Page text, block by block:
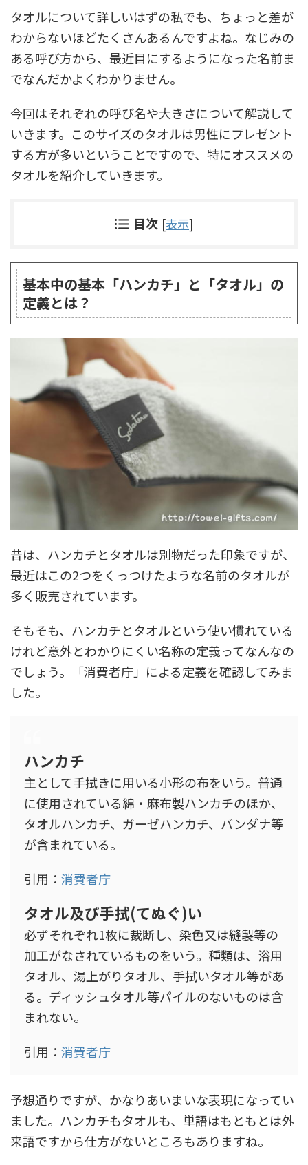
タオルについて詳しいはずの私でも、ちょっと差が
わからないほどたくさんあるんですよね。なじみの
ある呼び方から、最近目にするようになった名前ま
でなんだかよくわかりません。
今回はそれぞれの呼び名や大きさについて解説して
いきます。このサイズのタオルは男性にプレゼント
する方が多いということですので、特にオススメの
タオルを紹介していきます。
目次 [表示]
基本中の基本「ハンカチ」と「タオル」の
定義とは？
昔は、ハンカチとタオルは別物だった印象ですが、
最近はこの2つをくっつけたような名前のタオルが
多く販売されています。
そもそも、ハンカチとタオルという使い慣れている
けれど意外とわかりにくい名称の定義ってなんなの
でしょう。「消費者庁」による定義を確認してみま
した。
ハンカチ
主として手拭きに用いる小形の布をいう。普通
に使用されている綿・麻布製ハンカチのほか、
タオルハンカチ、ガーゼハンカチ、バンダナ等
が含まれている。
引用： 消費者庁
タオル及び手拭(てぬぐ)い
必ずそれぞれ1枚に裁断し、染色又は縫製等の
加工がなされているものをいう。種類は、浴用
タオル、湯上がりタオル、手拭いタオル等があ
る。ディッシュタオル等パイルのないものは含
まれない。
引用： 消費者庁
予想通りですが、かなりあいまいな表現になってい
ました。ハンカチもタオルも、単語はもともとは外
来語ですから仕方がないところもありますね。